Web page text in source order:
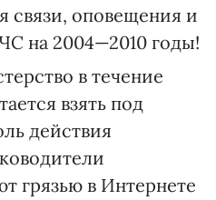
связи, оповещения и
на 2004—2010 годы!
в течение
взять под
действия
грязью в Интернете